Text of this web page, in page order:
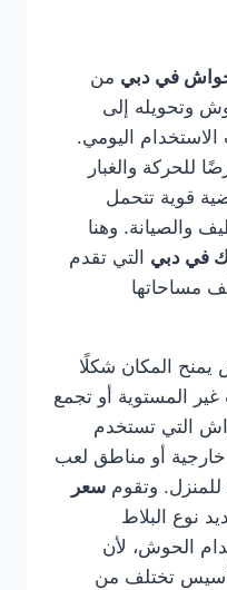
في دبي من
وتحويله إلى
اليومي.
للحركة والغبار
قوية تتحمل
والصيانة. وهنا
في دبي التي تقدم
مساحاتها
يمنح المكان شكلًا
المستوية أو تجمع
التي تستخدم
أو مناطق لعب
وتقوم سعر
نوع البلاط
الحوش، لأن
تختلف من